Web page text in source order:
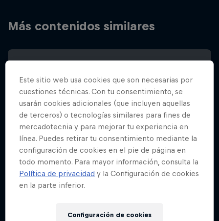
Más contenidos similares
Este sitio web usa cookies que son necesarias por
cuestiones técnicas. Con tu consentimiento, se
usarán cookies adicionales (que incluyen aquellas
de terceros) o tecnologías similares para fines de
mercadotecnia y para mejorar tu experiencia en
línea. Puedes retirar tu consentimiento mediante la
configuración de cookies en el pie de página en
todo momento. Para mayor información, consulta la
Política de privacidad y la Configuración de cookies
en la parte inferior.
Configuración de cookies